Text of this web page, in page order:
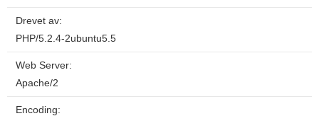
Drevet av:
PHP/5.2.4-2ubuntu5.5
Web Server:
Apache/2
Encoding: